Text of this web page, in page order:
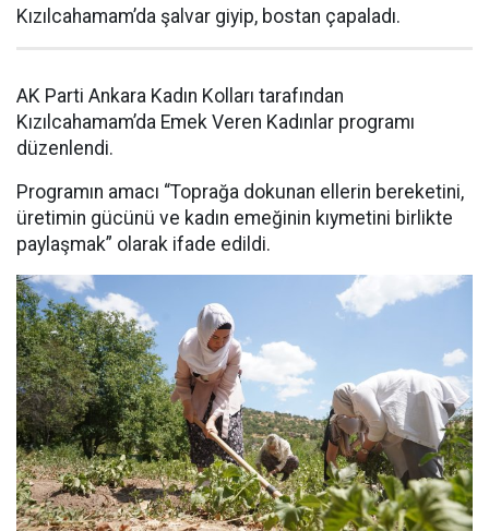
Kızılcahamam’da şalvar giyip, bostan çapaladı.
AK Parti Ankara Kadın Kolları tarafından
Kızılcahamam’da Emek Veren Kadınlar programı
düzenlendi.
Programın amacı “Toprağa dokunan ellerin bereketini,
üretimin gücünü ve kadın emeğinin kıymetini birlikte
paylaşmak” olarak ifade edildi.